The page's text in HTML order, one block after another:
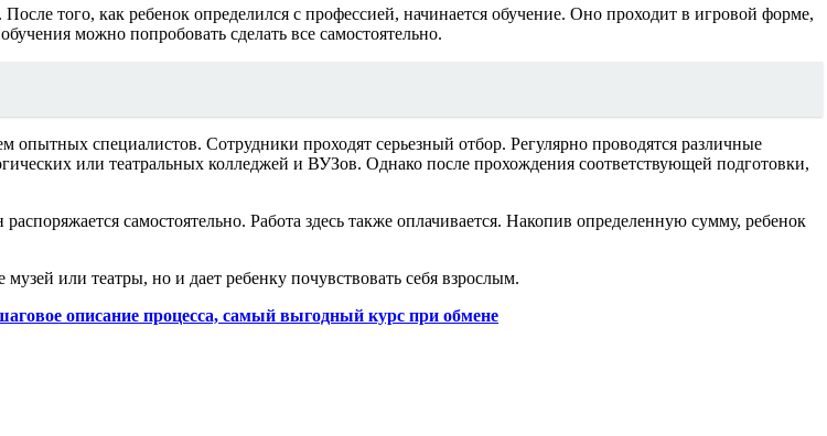
того, как ребенок определился с профессией, начинается обучение. Оно проходит в игровой форме,
можно попробовать сделать все самостоятельно.
опытных специалистов. Сотрудники проходят серьезный отбор. Регулярно проводятся различные
или театральных колледжей и ВУЗов. Однако после прохождения соответствующей подготовки,
самостоятельно. Работа здесь также оплачивается. Накопив определенную сумму, ребенок
или театры, но и дает ребенку почувствовать себя взрослым.
описание процесса, самый выгодный курс при обмене